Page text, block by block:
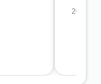
2026-